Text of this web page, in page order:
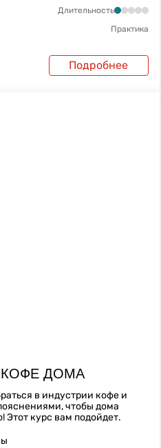
Длительность
Практика
Подробнее
ДОМА
в индустрии кофе и
чтобы дома
Этот курс вам подойдет.